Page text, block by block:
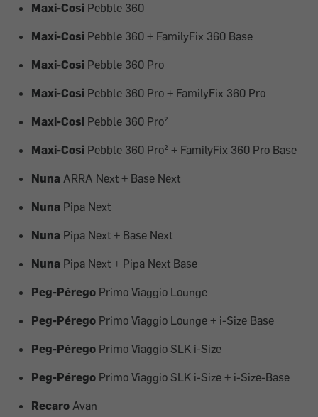
Maxi-Cosi Pebble 360
Maxi-Cosi Pebble 360 + FamilyFix 360 Base
Maxi-Cosi Pebble 360 Pro
Maxi-Cosi Pebble 360 Pro + FamilyFix 360 Pro
Maxi-Cosi Pebble 360 Pro²
Maxi-Cosi Pebble 360 Pro² + FamilyFix 360 Pro Base
Nuna ARRA Next + Base Next
Nuna Pipa Next
Nuna Pipa Next + Base Next
Nuna Pipa Next + Pipa Next Base
Peg-Pérego Primo Viaggio Lounge
Peg-Pérego Primo Viaggio Lounge + i-Size Base
Peg-Pérego Primo Viaggio SLK i-Size
Peg-Pérego Primo Viaggio SLK i-Size + i-Size-Base
Recaro Avan